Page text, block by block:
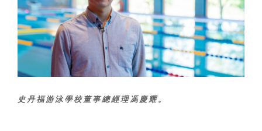
史丹福游泳學校董事總經理馮慶耀。